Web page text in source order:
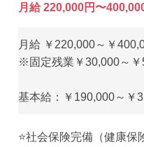
月給 220,000円〜
月給 ￥220,000～￥
※固定残業￥30,000～￥
基本給：￥190,000～￥
⭐️社会保険完備（健康保